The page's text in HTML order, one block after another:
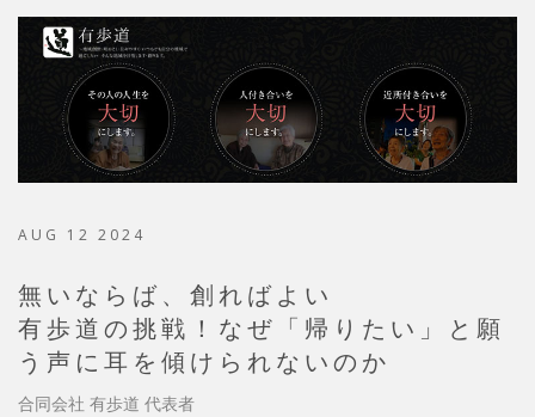
AUG 12 2024
無いならば、創ればよい
有歩道の挑戦！なぜ「帰りたい」と願
う声に耳を傾けられないのか
合同会社 有歩道 代表者